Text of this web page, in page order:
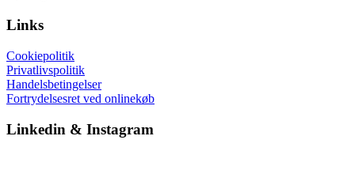
Links
Cookiepolitik
Privatlivspolitik
Handelsbetingelser
Fortrydelsesret ved onlinekøb
Linkedin & Instagram